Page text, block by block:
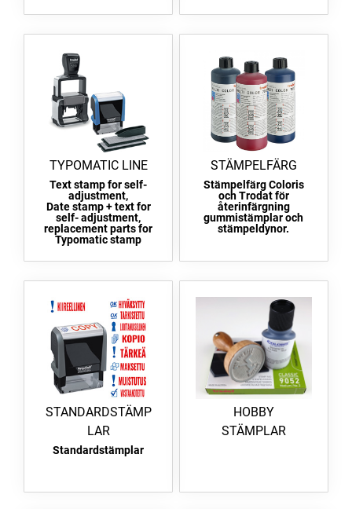
TYPOMATIC LINE
Text stamp for self-
adjustment,
Date stamp + text for
self- adjustment,
replacement parts for
Typomatic stamp
STÄMPELFÄRG
Stämpelfärg Coloris
och Trodat för
återinfärgning
gummistämplar och
stämpeldynor.
STANDARDSTÄMP
LAR
Standardstämplar
HOBBY
STÄMPLAR